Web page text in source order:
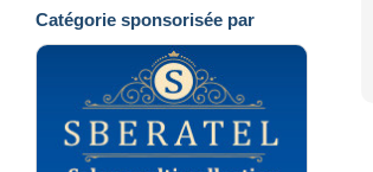
Catégorie sponsorisée par